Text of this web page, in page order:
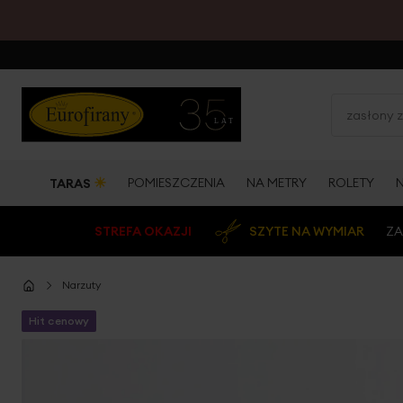
TARAS ☀ POMIESZCZENIA NA METRY ROLETY
STREFA OKAZJI SZYTE NA WYMIAR
Narzuty
Hit cenowy